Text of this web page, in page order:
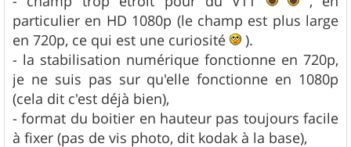
particulier en HD 1080p (le champ est plus large
en 720p, ce qui est une curiosité
).
- la stabilisation numérique fonctionne en 720p,
je ne suis pas sur qu'elle fonctionne en 1080p
(cela dit c'est déjà bien),
- format du boitier en hauteur pas toujours facile
à fixer (pas de vis photo, dit kodak à la base),